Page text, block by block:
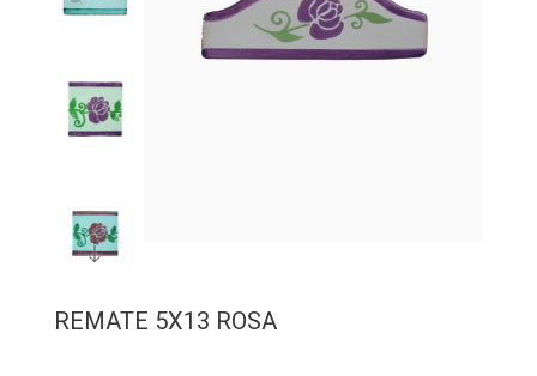
REMATE 5X13 ROSA